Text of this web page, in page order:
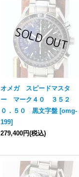
オメガ スピードマスタ
ー マーク４０ ３５２
０．５０ 黒文字盤 [omg-
199]
279,400円(税込)